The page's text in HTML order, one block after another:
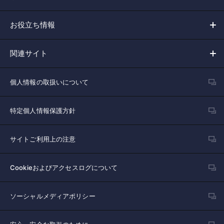
お役立ち情報
関連サイト
個人情報の取扱いについて
特定個人情報保護方針
サイトご利用上の注意
Cookieおよびアクセスログについて
ソーシャルメディアポリシー